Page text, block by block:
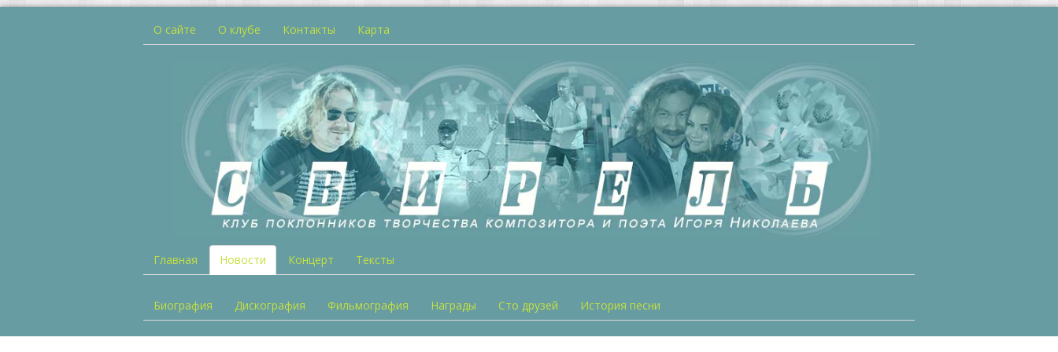
О сайте О клубе Контакты Карта
Главная Новости Концерт Тексты
Биография Дискография Фильмография Награды Сто друзей История песни